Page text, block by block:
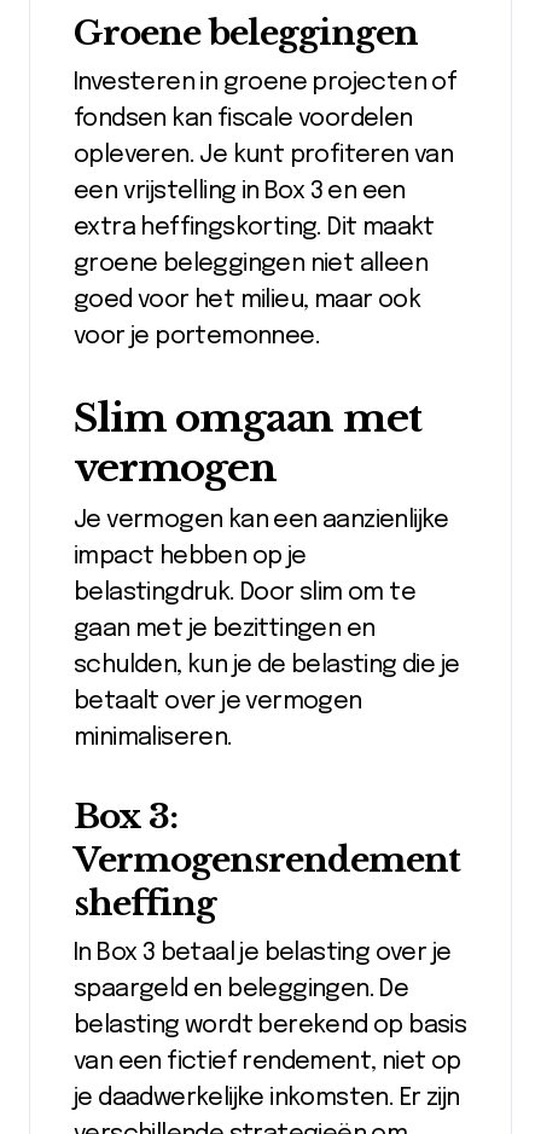
Groene beleggingen
Investeren in groene projecten of
fondsen kan fiscale voordelen
opleveren. Je kunt profiteren van
een vrijstelling in Box 3 en een
extra heffingskorting. Dit maakt
groene beleggingen niet alleen
goed voor het milieu, maar ook
voor je portemonnee.
Slim omgaan met
vermogen
Je vermogen kan een aanzienlijke
impact hebben op je
belastingdruk. Door slim om te
gaan met je bezittingen en
schulden, kun je de belasting die je
betaalt over je vermogen
minimaliseren.
Box 3:
Vermogensrendement
sheffing
In Box 3 betaal je belasting over je
spaargeld en beleggingen. De
belasting wordt berekend op basis
van een fictief rendement, niet op
je daadwerkelijke inkomsten. Er zijn